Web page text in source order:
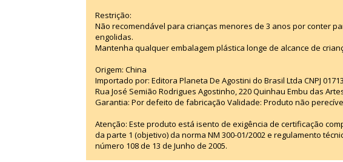
Restrição:
Não recomendável para crianças menores de 3 anos por conter
engolidas.
Mantenha qualquer embalagem plástica longe de alcance de
Origem: China
Importado por: Editora Planeta De Agostini do Brasil Ltda CNPJ
Rua José Semião Rodrigues Agostinho, 220 Quinhau Embu das
Garantia: Por defeito de fabricação Validade: Produto não
Atenção: Este produto está isento de exigência de certificação
da parte 1 (objetivo) da norma NM 300-01/2002 e regulamento
número 108 de 13 de Junho de 2005.